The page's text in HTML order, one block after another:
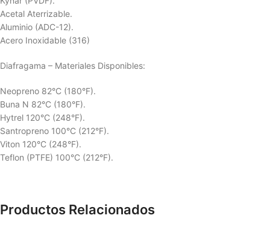
Acetal Aterrizable.
Aluminio (ADC-12).
Acero Inoxidable (316)
Diafragama – Materiales Disponibles:
Neopreno 82°C (180°F).
Buna N 82°C (180°F).
Hytrel 120°C (248°F).
Santropreno 100°C (212°F).
Viton 120°C (248°F).
Teflon (PTFE) 100°C (212°F).
Productos Relacionados